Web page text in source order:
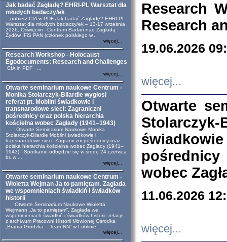
Jak badać Zagładę? EHRI-PL Warsztat dla
młodych badaczy/ek
pobierz CfA w PDF Jak badać Zagładę? EHRI-PL
Warsztat dla młodych badaczy/ek – 13-17 września
2026, Oświęcim Centrum Badań nad Zagładą
Żydów IFiS PAN (członek polskiego w...
więcej...
Research Workshop - Holocaust
Egodocuments: Research and Challenges
CfA in PDF ...
więcej...
Otwarte seminarium naukowe Centrum -
Monika Stolarczyk-Bilardie wygłosi
referat pt. Mobilni świadkowie i
transnarodowe sieci: Zagraniczni
pośrednicy oraz polska hierarchia
kościelna wobec Zagłady (1941–1943)
Otwarte Seminarium Naukowe Monika
Stolarczyk-Bilardie Mobilni świadkowie i
transnarodowe sieci: Zagraniczni pośrednicy oraz
polska hierarchia kościelna wobec Zagłady (1941–
1943) Spotkanie odbędzie się w środę 24 czerwca
br. w ...
więcej...
Otwarte seminarium naukowe Centrum -
Wioletta Wejman Ja to pamiętam. Zagłada
we wspomnieniach świadkiń i świadków
historii
Otwarte Seminarium Naukowe Wioletta
Wejmann „Ja to pamiętam”. Zagłada we
wspomnieniach świadkiń i świadków historii: relacje
z archiwum Pracowni Historii Mówionej Ośrodka
„Brama Grodzka – Teatr NN” w Lublinie ...
więcej...
Research
Research
19.06.2026
więcej...
Otwarte
wobec
11.06.2026
więcej...